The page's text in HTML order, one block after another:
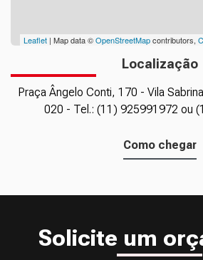
Leaflet | Map data ©OpenStreetMapcontributors,
Localização
Praça Ângelo Conti, 170 - Vila
020 - Tel.: (11) 925991972 ou
Como chegar
Solicite um